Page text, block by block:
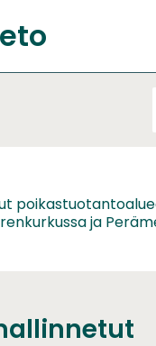
ja